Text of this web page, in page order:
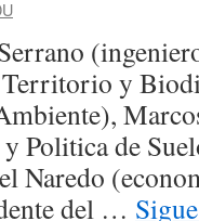
Territorio y
Politica de
Naredo
del …